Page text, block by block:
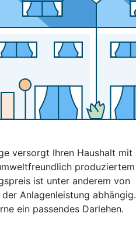
versorgt Ihren Haushalt mit
produziertem
ist unter anderem von
Anlagenleistung abhängig.
ein passendes Darlehen.